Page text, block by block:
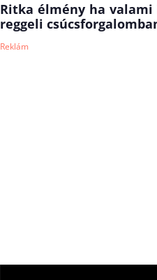
Ritka élmény ha
reggeli
Reklám